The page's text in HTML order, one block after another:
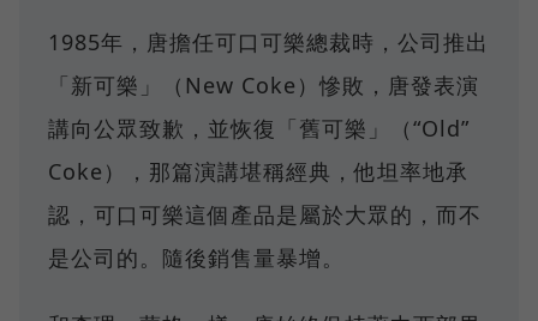
1985年，唐擔任可口可樂總裁時，公司推出
「新可樂」（New Coke）慘敗，唐發表演
講向公眾致歉，並恢復「舊可樂」（“Old”
Coke），那篇演講堪稱經典，他坦率地承
認，可口可樂這個產品是屬於大眾的，而不
是公司的。隨後銷售量暴增。